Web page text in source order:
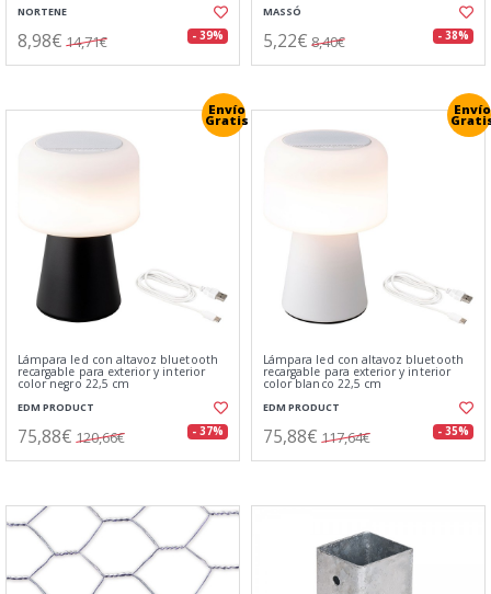
NORTENE
8,98€ 14,71€ - 39%
MASSÓ
5,22€ 8,40€ - 38%
Envío
Gratis
Lámpara led con altavoz bluetooth
recargable para exterior y interior
color negro 22,5 cm
EDM PRODUCT
75,88€ 120,66€ - 37%
Envío
Lámpara led con altavoz bluetooth
recargable para exterior y interior
color blanco 22,5 cm
EDM PRODUCT
75,88€ 117,64€ - 35%